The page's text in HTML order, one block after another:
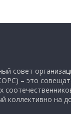
совет
– это
коллективно на